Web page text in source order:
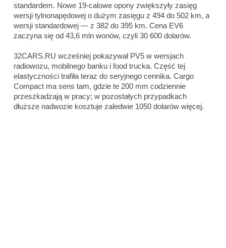
standardem. Nowe 19-calowe opony zwiększyły zasięg
wersji tylnonapędowej o dużym zasięgu z 494 do 502 km, a
wersji standardowej — z 382 do 395 km. Cena EV6
zaczyna się od 43,6 mln wonów, czyli 30 600 dolarów.
32CARS.RU wcześniej pokazywał PV5 w wersjach
radiowozu, mobilnego banku i food trucka. Część tej
elastyczności trafiła teraz do seryjnego cennika. Cargo
Compact ma sens tam, gdzie te 200 mm codziennie
przeszkadzają w pracy; w pozostałych przypadkach
dłuższe nadwozie kosztuje zaledwie 1050 dolarów więcej.